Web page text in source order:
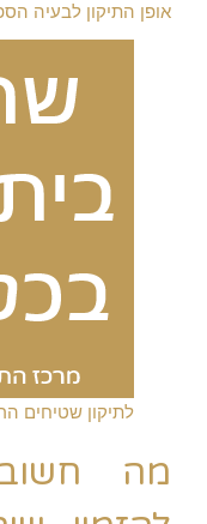
אופן התיקון לבעיה
לתיקון שטיחים הרצליה
מה